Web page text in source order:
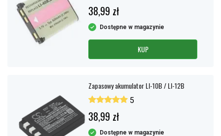
38,99 zł
Dostępne w magazynie
KUP
Zapasowy akumulator LI-10B / LI-12B
5
38,99 zł
Dostępne w magazynie